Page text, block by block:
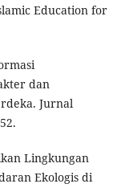
Education for
dan
Jurnal
Lingkungan
Ekologis di